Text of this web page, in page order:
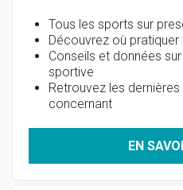
Tous les sports sur
Découvrez où pratiquer
Conseils et données
sportive
Retrouvez les
concernant
EN